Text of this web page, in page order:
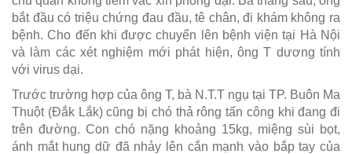
bắt đầu có triệu chứng đau đầu, tê chân, đi khám không ra
bệnh. Cho đến khi được chuyển lên bệnh viện tại Hà Nội
và làm các xét nghiệm mới phát hiện, ông T dương tính
với virus dại.
Trước trường hợp của ông T, bà N.T.T ngụ tại TP. Buôn Ma
Thuột (Đắk Lắk) cũng bị chó thả rông tấn công khi đang đi
trên đường. Con chó nặng khoảng 15kg, miệng sùi bọt,
ánh mắt hung dữ đã nhảy lên cắn mạnh vào bắp tay của